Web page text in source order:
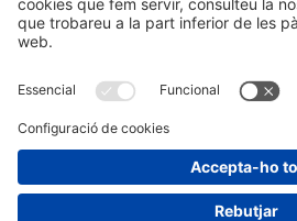
a les xarxes